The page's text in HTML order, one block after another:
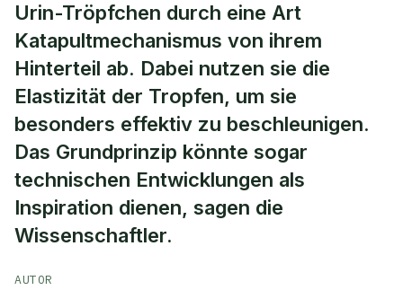
Urin-Tröpfchen durch eine Art
Katapultmechanismus von ihrem
Hinterteil ab. Dabei nutzen sie die
Elastizität der Tropfen, um sie
besonders effektiv zu beschleunigen.
Das Grundprinzip könnte sogar
technischen Entwicklungen als
Inspiration dienen, sagen die
Wissenschaftler.
AUTOR